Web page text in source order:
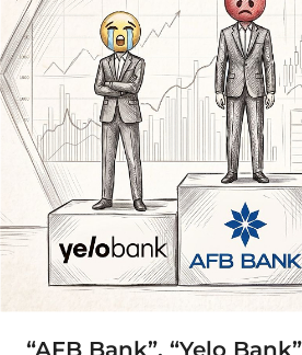
“AFB Bank”, “Yelo